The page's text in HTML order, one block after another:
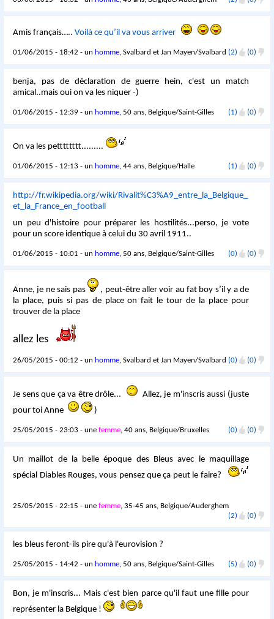
Amis français…..Voilà ce qu’il va vous arriver
01/06/2015 - 18:42 - un homme, Svalbard et Jan Mayen/Svalbard (2) (0)
benja, pas de déclaration de guerre hein, c'est un match
amical..mais oui on va les niquer -)
01/06/2015 - 12:39 - un homme, 50 ans, Belgique/Saint-Gilles (1) (0)
On va les petttttttt.........
01/06/2015 - 12:13 - un homme, 44 ans, Belgique/Halle (1) (0)
http://fr.wikipedia.org/wiki/Rivalit%C3%A9_entre_la_Belgique_
et_la_France_en_football
un peu d'histoire pour préparer les hostilités...perso, je vote
pour un score identique à celui du 30 avril 1911..
01/06/2015 - 10:01 - un homme, 50 ans, Belgique/Saint-Gilles (0) (0)
Anne, je ne sais pas
, peut-être aller voir au fat boy s’il y a de
la place, puis si pas de place on fait le tour de la place pour
trouver de la place
allez les
26/05/2015 - 00:12 - un homme, Svalbard et Jan Mayen/Svalbard (0) (0)
Je sens que ça va être drôle...
Allez, je m'inscris aussi (juste
pour toi Anne
)
25/05/2015 - 23:03 - unefemme, 40 ans, Belgique/Bruxelles (0) (0)
Un maillot de la belle époque des Bleus avec le maquillage
spécial Diables Rouges, vous pensez que ça peut le faire?
25/05/2015 - 22:15 - unefemme, 35-45 ans, Belgique/Auderghem
(2)
(0)
les bleus feront-ils pire qu'à l'eurovision ?
25/05/2015 - 14:42 - un homme, 50 ans, Belgique/Saint-Gilles (5) (0)
Bon, je m'inscris... Mais c'est bien parce qu'il faut une fille pour
représenter la Belgique !